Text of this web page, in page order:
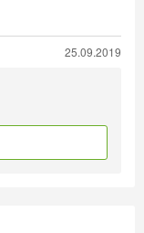
25.09.2019